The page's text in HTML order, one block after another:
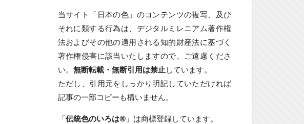
当サイト「日本の色」のコンテンツの複写、及び
それに類する行為は、デジタルミレニアム著作権
法およびその他の適用される知的財産法に基づく
著作権侵害に該当いたしますので、ご遠慮くださ
い。 無断転載・無断引用は禁止しています。
ただし、引用元をしっかり明記していただければ
記事の一部コピーも構いません。
「伝統色のいろは®」は商標登録しています。